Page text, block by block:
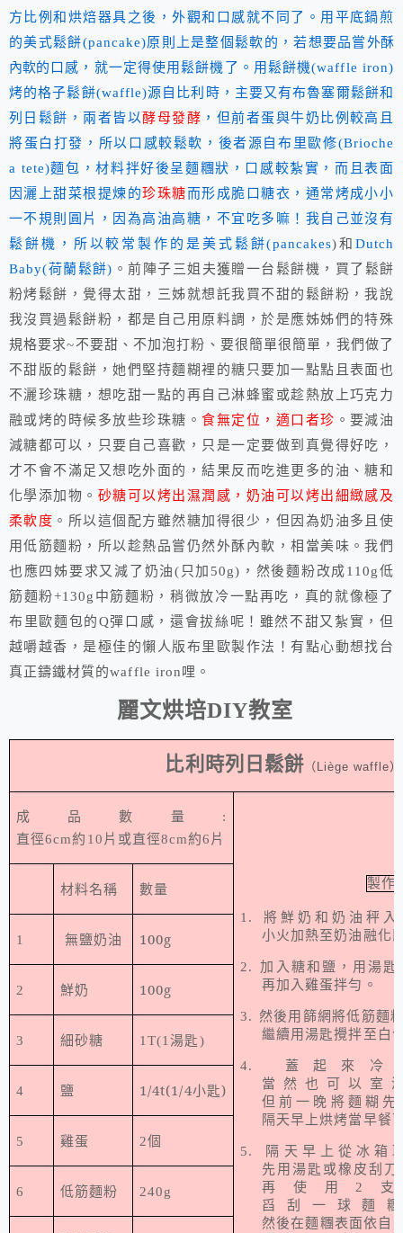
方比例和烘焙器具之後，外觀和口感就不同了。用平底鍋煎
的美式鬆餅(pancake)原則上是整個鬆軟的，若想要品嘗外酥
內軟的口感，就一定得使用鬆餅機了。用鬆餅機(waffle iron)
烤的格子鬆餅(waffle)源自比利時，主要又有布魯塞爾鬆餅和
列日鬆餅，兩者皆以酵母發酵 ，但前者蛋與牛奶比例較高且
將蛋白打發，所以口感較鬆軟，後者源自布里歐修(Brioche
a tete)麵包，材料拌好後呈麵糰狀，口感較紮實，而且表面
因灑上甜菜根提煉的珍珠糖而形成脆口糖衣，通常烤成小小
一不規則圓片，因為高油高糖，不宜吃多嘛！我自己並沒有
鬆餅機，所以較常製作的是美式鬆餅(pancakes)和 Dutch
Baby(荷蘭鬆餅) 。前陣子三姐夫獲贈一台鬆餅機，買了鬆餅
粉烤鬆餅，覺得太甜，三姊就想託我買不甜的鬆餅粉，我說
我沒買過鬆餅粉，都是自己用原料調，於是應姊姊們的特殊
規格要求~不要甜、不加泡打粉、要很簡單很簡單，我們做了
不甜版的鬆餅，她們堅持麵糊裡的糖只要加一點點且表面也
不灑珍珠糖，想吃甜一點的再自己淋蜂蜜或趁熱放上巧克力
融或烤的時候多放些珍珠糖。食無定位，適口者珍 。要減油
減糖都可以，只要自己喜歡，只是一定要做到真覺得好吃，
才不會不滿足又想吃外面的，結果反而吃進更多的油、糖和
化學添加物。 砂糖可以烤出濕潤感，奶油可以烤出細緻感及
柔軟度 。所以這個配方雖然糖加得很少，但因為奶油多且使
用低筋麵粉，所以趁熱品嘗仍然外酥內軟，相當美味。我們
也應四姊要求又減了奶油(只加50g)，然後麵粉改成110g低
筋麵粉+130g中筋麵粉，稍微放冷一點再吃，真的就像極了
布里歐麵包的Q彈口感，還會拔絲呢！雖然不甜又紮實，但
越嚼越香，是極佳的懶人版布里歐製作法！有點心動想找台
真正鑄鐵材質的waffle iron哩 。
麗文烘培DIY教室
比利時列日鬆餅（Liège waffle）
成品數量 :
直徑6cm約 10 片或直徑8cm約6 片
製作
1.
將鮮奶和奶油秤
小火加熱至奶油融化
2.
加入糖和鹽，用湯
再加入雞蛋拌勻。
3. 然後用篩網將低筋麵
繼續用湯匙攪拌至白
4.
蓋起來冷
當然也可以室
但前一晚將麵糊
隔天早上烘烤當早餐
5.
隔天早上從冰箱
先用湯匙或橡皮刮
再使用 2
舀刮一球麵
然後在麵糰表面依自
材料名稱 數量
1 無鹽奶油 100g
2 鮮奶 100g
3 細砂糖 1T(1湯匙)
4 鹽 1/4t(1/4小匙)
5 雞蛋 2個
6 低筋麵粉 240g